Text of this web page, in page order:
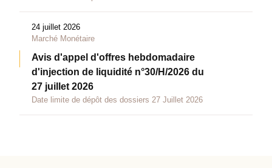
24 juillet 2026
Marché Monétaire
Avis d'appel d'offres hebdomadaire
d'injection de liquidité n°30/H/2026 du
27 juillet 2026
Date limite de dépôt des dossiers 27 Juillet 2026